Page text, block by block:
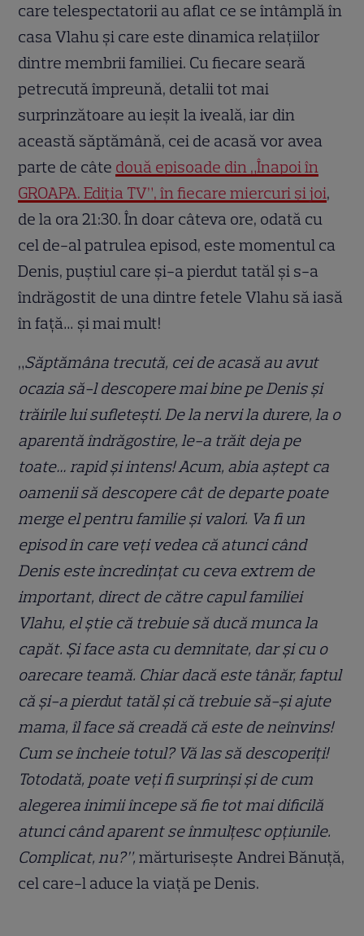
care telespectatorii au aflat ce se întâmplă în
casa Vlahu și care este dinamica relațiilor
dintre membrii familiei. Cu fiecare seară
petrecută împreună, detalii tot mai
surprinzătoare au ieșit la iveală, iar din
această săptămână, cei de acasă vor avea
parte de câte două episoade din „Înapoi în
GROAPA. Ediția TV”, în fiecare miercuri și joi,
de la ora 21:30. În doar câteva ore, odată cu
cel de-al patrulea episod, este momentul ca
Denis, puștiul care și-a pierdut tatăl și s-a
îndrăgostit de una dintre fetele Vlahu să iasă
în față… și mai mult!
„Săptămâna trecută, cei de acasă au avut
ocazia să-l descopere mai bine pe Denis și
trăirile lui sufletești. De la nervi la durere, la o
aparentă îndrăgostire, le-a trăit deja pe
toate… rapid și intens! Acum, abia aștept ca
oamenii să descopere cât de departe poate
merge el pentru familie și valori. Va fi un
episod în care veți vedea că atunci când
Denis este încredințat cu ceva extrem de
important, direct de către capul familiei
Vlahu, el știe că trebuie să ducă munca la
capăt. Și face asta cu demnitate, dar și cu o
oarecare teamă. Chiar dacă este tânăr, faptul
că și-a pierdut tatăl și că trebuie să-și ajute
mama, îl face să creadă că este de neînvins!
Cum se încheie totul? Vă las să descoperiți!
Totodată, poate veți fi surprinși și de cum
alegerea inimii începe să fie tot mai dificilă
atunci când aparent se înmulțesc opțiunile.
Complicat, nu?”,mărturisește Andrei Bănuță,
cel care-l aduce la viață pe Denis.